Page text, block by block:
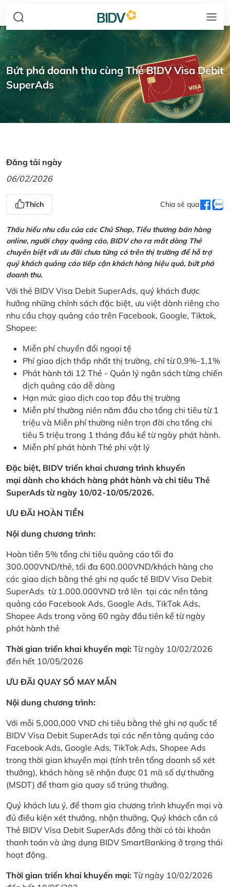
Bứt phá doanh thu cùng Thẻ BIDV Visa Debit
SuperAds
Đăng tải ngày
06/02/2026
Thích Chia sẻ qua
Thấu hiểu nhu cầu của các Chủ Shop, Tiểu thương bán hàng
online, người chạy quảng cáo, BIDV cho ra mắt dòng Thẻ
chuyên biệt với ưu đãi chưa từng có trên thị trường để hỗ trợ
quý khách quảng cáo tiếp cận khách hàng hiệu quả, bứt phá
doanh thu.
Với thẻ BIDV Visa Debit SuperAds, quý khách được
hưởng những chính sách đặc biệt, ưu việt dành riêng cho
nhu cầu chạy quảng cáo trên Facebook, Google, Tiktok,
Shopee:
Miễn phí chuyển đổi ngoại tệ
Phí giao dịch thấp nhất thị trường, chỉ từ 0,9%-1,1%
Phát hành tới 12 Thẻ - Quản lý ngân sách từng chiến
dịch quảng cáo dễ dàng
Hạn mức giao dịch cao top đầu thị trường
Miễn phí thường niên năm đầu cho tổng chi tiêu từ 1
triệu và Miễn phí thường niên trọn đời cho tổng chi
tiêu 5 triệu trong 1 tháng đầu kể từ ngày phát hành.
Miễn phí phát hành Thẻ phi vật lý
Đặc biệt, BIDV triển khai chương trình khuyến
mại dành cho khách hàng phát hành và chi tiêu Thẻ
SuperAds từ ngày 10/02-10/05/2026.
ƯU ĐÃI HOÀN TIỀN
Nội dung chương trình:
Hoàn tiền 5% tổng chi tiêu quảng cáo tối đa
300.000VND/thẻ, tối đa 600.000VND/khách hàng cho
các giao dịch bằng thẻ ghi nợ quốc tế BIDV Visa Debit
SuperAds từ 1.000.000VND trở lên tại các nền tảng
quảng cáo Facebook Ads, Google Ads, TikTok Ads,
Shopee Ads trong vòng 60 ngày đầu tiên kể từ ngày
phát hành thẻ
Thời gian triển khai khuyến mại: Từ ngày 10/02/2026
đến hết 10/05/2026
ƯU ĐÃI QUAY SỐ MAY MẮN
Nội dung chương trình:
Với mỗi 5,000,000 VND chi tiêu bằng thẻ ghi nợ quốc tế
BIDV Visa Debit SuperAds tại các nền tảng quảng cáo
Facebook Ads, Google Ads, TikTok Ads, Shopee Ads
trong thời gian khuyến mại (tính trên tổng doanh số xét
thưởng), khách hàng sẽ nhận được 01 mã số dự thưởng
(MSDT) để tham gia quay số trúng thưởng.
Quý khách lưu ý, để tham gia chương trình khuyến mại và
đủ điều kiện xét thưởng, nhận thưởng, Quý khách cần có
Thẻ BIDV Visa Debit SuperAds đồng thời có tài khoản
thanh toán và ứng dụng BIDV SmartBanking ở trạng thái
hoạt động.
Thời gian triển khai khuyến mại: Từ ngày 10/02/2026